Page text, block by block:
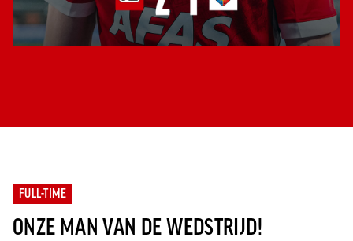
FULL-TIME
ONZE MAN VAN DE WEDSTRIJD!